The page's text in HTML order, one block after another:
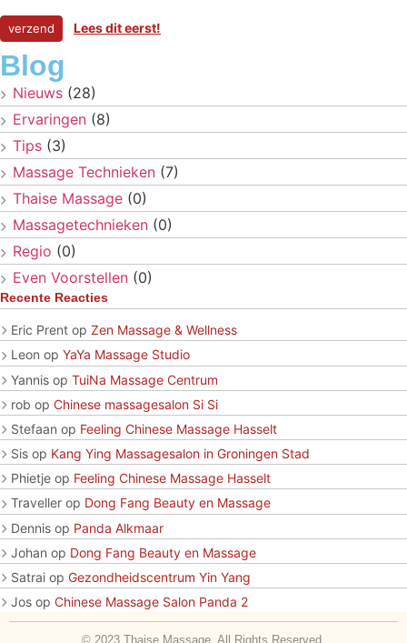
Lees dit eerst!
Blog
Nieuws (28)
Ervaringen (8)
Tips (3)
Massage Technieken (7)
Thaise Massage (0)
Massagetechnieken (0)
Regio (0)
Even Voorstellen (0)
Recente Reacties
Eric Prent op Zen Massage & Wellness
Leon op YaYa Massage Studio
Yannis op TuiNa Massage Centrum
rob op Chinese massagesalon Si Si
Stefaan op Feeling Chinese Massage Hasselt
Sis op Kang Ying Massagesalon in Groningen Stad
Phietje op Feeling Chinese Massage Hasselt
Traveller op Dong Fang Beauty en Massage
Dennis op Panda Alkmaar
Johan op Dong Fang Beauty en Massage
Satrai op Gezondheidscentrum Yin Yang
Jos op Chinese Massage Salon Panda 2
© 2023 Thaise Massage. All Rights Reserved.